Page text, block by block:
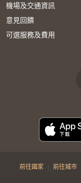
機場及交通資訊
意見回饋
可選服務及費用
前往國家 | 前往城市